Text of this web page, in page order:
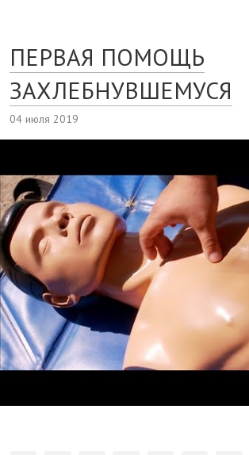
ПЕРВАЯ ПОМОЩЬ
ЗАХЛЕБНУВШЕМУСЯ
04 июля 2019